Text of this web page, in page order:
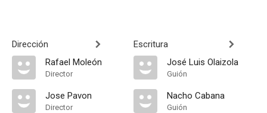
Dirección
Rafael Moleón
Director
Jose Pavon
Director
Escritura
José Luis Olaizola
Guión
Nacho Cabana
Guión